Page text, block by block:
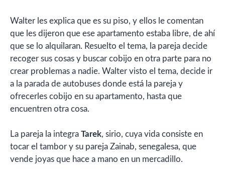
Walter les explica que es su piso, y ellos le comentan
que les dijeron que ese apartamento estaba libre, de ahí
que se lo alquilaran. Resuelto el tema, la pareja decide
recoger sus cosas y buscar cobijo en otra parte para no
crear problemas a nadie. Walter visto el tema, decide ir
a la parada de autobuses donde está la pareja y
ofrecerles cobijo en su apartamento, hasta que
encuentren otra cosa.
La pareja la integra Tarek, sirio, cuya vida consiste en
tocar el tambor y su pareja Zainab, senegalesa, que
vende joyas que hace a mano en un mercadillo.